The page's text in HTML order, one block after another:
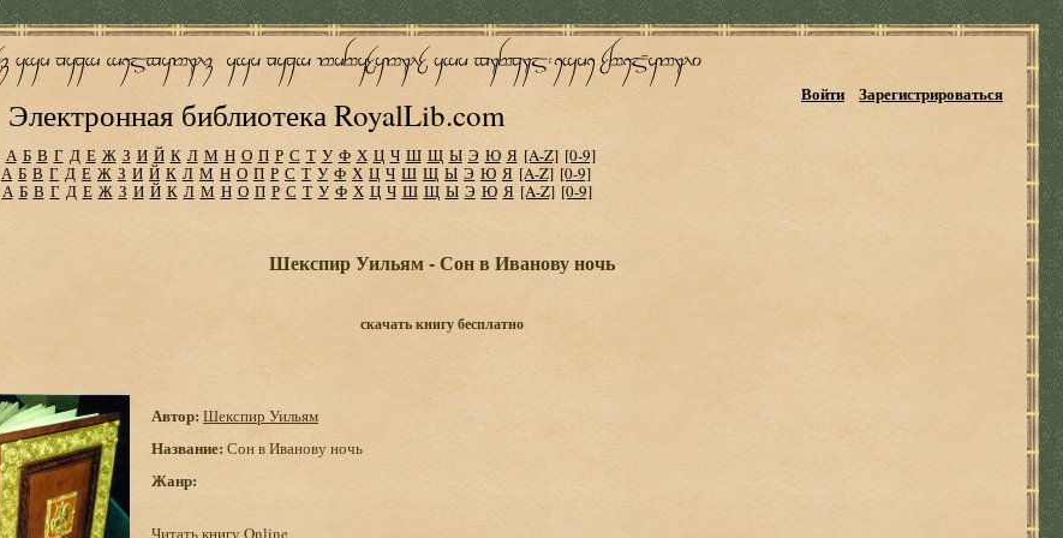
Электронная библиотека RoyalLib.com
Войти Зарегистрироваться
А Б В Г Д Е Ж З И Й К Л М Н О П Р С Т У Ф Х Ц Ч Ш Щ Ы Э Ю Я [A-Z] [0-9]
А Б В Г Д Е Ж З И Й К Л М Н О П Р С Т У Ф Х Ц Ч Ш Щ Ы Э Ю Я [A-Z] [0-9]
А Б В Г Д Е Ж З И Й К Л М Н О П Р С Т У Ф Х Ц Ч Ш Щ Ы Э Ю Я [A-Z] [0-9]
Шекспир Уильям - Сон в Иванову ночь
скачать книгу бесплатно
Автор: Шекспир Уильям
Название: Сон в Иванову ночь
Жанр:
Читать книгу Online